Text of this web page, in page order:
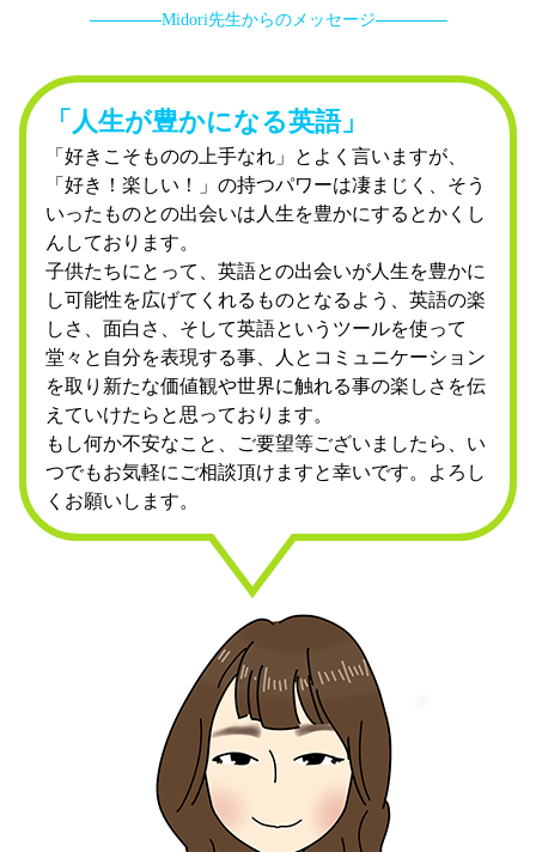
Midori先生からのメッセージ
「人生が豊かになる英語」
「好きこそものの上手なれ」とよく言いますが、
「好き！楽しい！」の持つパワーは凄まじく、そう
いったものとの出会いは人生を豊かにするとかくし
んしております。
子供たちにとって、英語との出会いが人生を豊かに
し可能性を広げてくれるものとなるよう、英語の楽
しさ、面白さ、そして英語というツールを使って
堂々と自分を表現する事、人とコミュニケーション
を取り新たな価値観や世界に触れる事の楽しさを伝
えていけたらと思っております。
もし何か不安なこと、ご要望等ございましたら、い
つでもお気軽にご相談頂けますと幸いです。よろし
くお願いします。